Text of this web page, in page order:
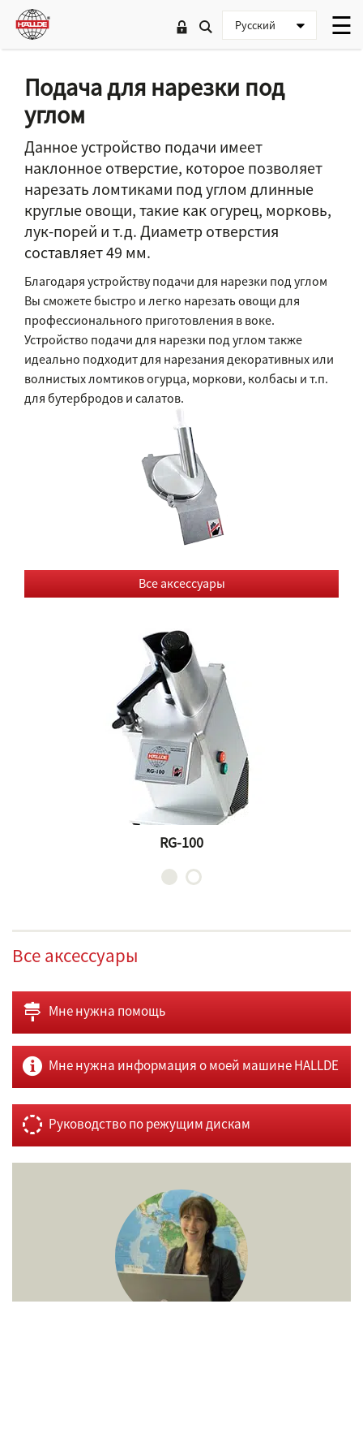
Подача для нарезки под
углом
Данное устройство подачи имеет
наклонное отверстие, которое позволяет
нарезать ломтиками под углом длинные
круглые овощи, такие как огурец, морковь,
лук-порей и т.д. Диаметр отверстия
составляет 49 мм.
Благодаря устройству подачи для нарезки под углом
Вы сможете быстро и легко нарезать овощи для
профессионального приготовления в воке.
Устройство подачи для нарезки под углом также
идеально подходит для нарезания декоративных или
волнистых ломтиков огурца, моркови, колбасы и т.п.
для бутербродов и салатов.
Все аксессуары
RG-100
Все аксессуары
Мне нужна помощь
Мне нужна информация о моей машине HALLDE
Руководство по режущим дискам